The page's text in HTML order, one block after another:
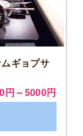
ギョプサ
円～5000円